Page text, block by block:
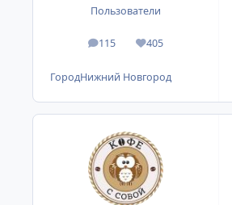
Пользователи
115
сообщения
405
Репутация
ГородНижний Новгород